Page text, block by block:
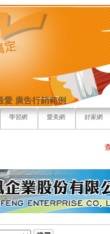
愛 廣告行銷範例
學習網 愛美網 好家網